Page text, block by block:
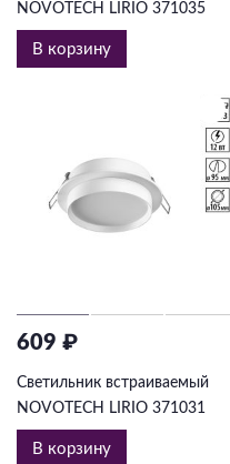
NOVOTECH LIRIO 371035
В корзину
609 ₽
Светильник встраиваемый
NOVOTECH LIRIO 371031
В корзину